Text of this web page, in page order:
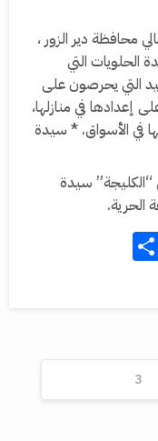
محافظة دير الزور ،
التي
التي يحرصون على
إعدادها في منازلها،
في الأسواق. * سيدة
“الكليجة” سيدة
الحرية.
3